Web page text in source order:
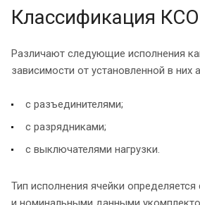
Классификация КСО
Различают следующие исполнения
зависимости от установленной в них
с разъединителями;
с разрядниками;
с выключателями нагрузки.
Тип исполнения ячейки